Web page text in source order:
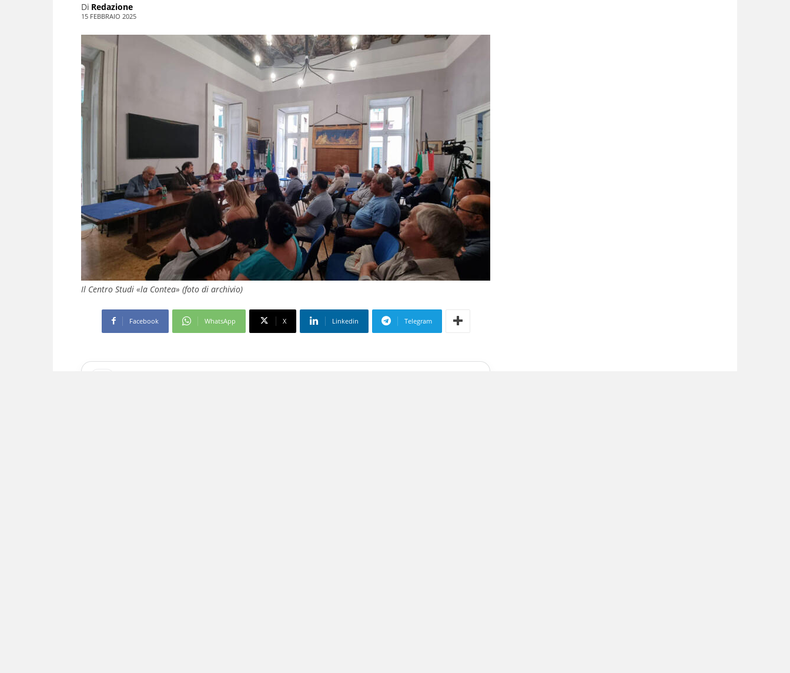
Di Redazione
15 FEBBRAIO 2025
Il Centro Studi «la Contea» (foto di archivio)
Facebook WhatsApp X Linkedin Telegram